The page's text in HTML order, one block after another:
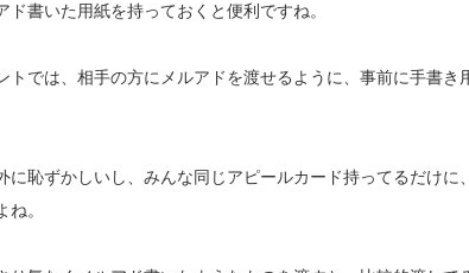
書いた用紙を持っておくと便利ですね。
トでは、相手の方にメルアドを渡せるように、事前に手書き
に恥ずかしいし、みんな同じアピールカード持ってるだけに
。